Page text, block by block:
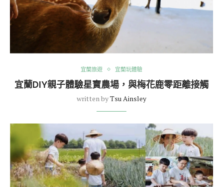
宜蘭旅遊 宜蘭玩體驗
宜蘭DIY親子體驗星寶農場，與梅花鹿零距離接觸
written byTsu Ainsley